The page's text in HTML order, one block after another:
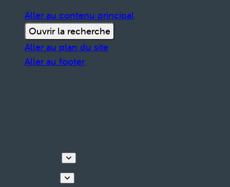
Aller au contenu principal
Ouvrir la recherche
Aller au plan du site
Aller au footer